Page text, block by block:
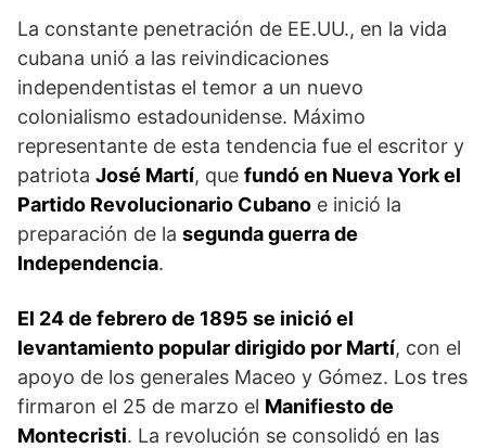
La constante penetración de EE.UU., en la vida
cubana unió a las reivindicaciones
independentistas el temor a un nuevo
colonialismo estadounidense. Máximo
representante de esta tendencia fue el escritor y
patriota José Martí, que fundó en Nueva York el
Partido Revolucionario Cubano e inició la
preparación de la segunda guerra de
Independencia.
El 24 de febrero de 1895 se inició el
levantamiento popular dirigido por Martí, con el
apoyo de los generales Maceo y Gómez. Los tres
firmaron el 25 de marzo el Manifiesto de
Montecristi. La revolución se consolidó en las